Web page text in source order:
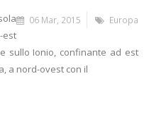
06 Mar, 2015 Europa
sullo Ionio, confinante ad est
a nord-ovest con il